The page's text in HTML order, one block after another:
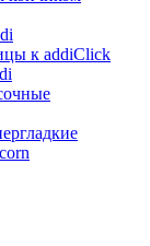
к addiClick